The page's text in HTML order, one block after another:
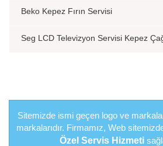
Beko Kepez Fırın Servisi
Seg LCD Televizyon Servisi Kepez
Sitemizde ismi geçen logo ve
markalarıdır. Firmamız, Web
Özel Servis Hizmeti